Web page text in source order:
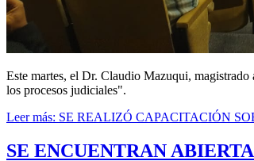
Este martes, el Dr. Claudio Mazuqui,
los procesos judiciales".
Leer más: SE REALIZÓ CAPACITACIÓN
SE ENCUENTRAN